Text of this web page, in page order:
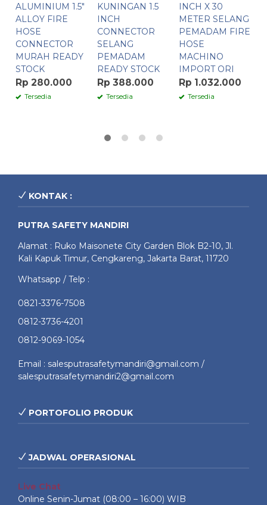
ALUMINIUM 1.5″
ALLOY FIRE
HOSE
CONNECTOR
MURAH READY
STOCK
Rp 280.000
Tersedia
KUNINGAN 1.5
INCH
CONNECTOR
SELANG
PEMADAM
READY STOCK
Rp 388.000
Tersedia
INCH X 30
METER SELANG
PEMADAM FIRE
HOSE
MACHINO
IMPORT ORI
Rp 1.032.000
Tersedia
KONTAK :
PUTRA SAFETY MANDIRI
Alamat : Ruko Maisonete City Garden Blok B2-10, Jl.
Kali Kapuk Timur, Cengkareng, Jakarta Barat, 11720
Whatsapp / Telp :
0821-3376-7508
0812-3736-4201
0812-9069-1054
Email : salesputrasafetymandiri@gmail.com /
salesputrasafetymandiri2@gmail.com
PORTOFOLIO PRODUK
JADWAL OPERASIONAL
Live Chat
Online Senin-Jumat (08:00 – 16:00) WIB